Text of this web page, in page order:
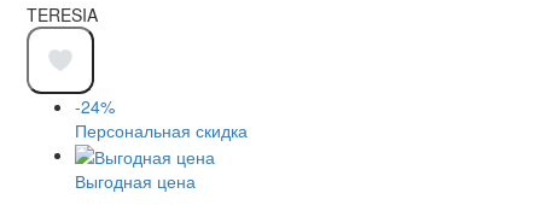
TERESIA
-24%
Персональная скидка
Выгодная цена